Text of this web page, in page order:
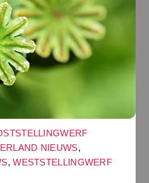
NIEUWS,
,WESTSTELLINGWERF